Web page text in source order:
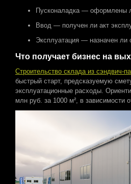
Пусконаладка — оформлены
Ввод — получен ли акт
Эксплуатация — назначен ли
Что получает бизнес на
Строительство складаиз сэндвич-
быстрый старт, предсказуемую
эксплуатационные расходы.
млн руб. за 1000 м², в зависимости